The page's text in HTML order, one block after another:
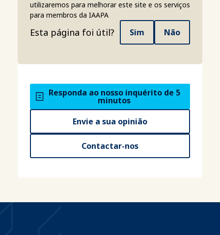
utilizaremos para melhorar este site e os serviços
para membros da IAAPA
Esta página foi útil? Sim Não
Responda ao nosso inquérito de 5
minutos
Envie a sua opinião
Contactar-nos